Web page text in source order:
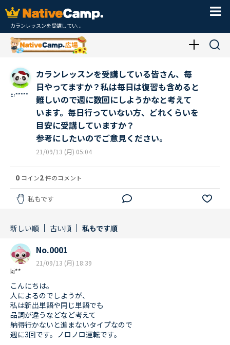
カランレッスンを受講してい...
Er*****
カランレッスンを受講している皆さん、毎
日やってますか？私は毎日は復習も含めると
難しいので週に数回にしようかなと考えて
います。毎日行っていない方、どれくらいを
目安に受講していますか？
参考にしたいのでご意見ください。
21/09/13 (月) 05:04
0 コイン2件のコメント
私もです
新しい順 古い順 私もです順
ki**
No.0001
21/09/13 (月) 18:39
こんにちは。
人によるのでしようが、
私は新出単語や同じ単語でも
品詞が違うなどなど考えて
納得行かないと進まないタイプなので
週に3回です。ノロノロ運転です。